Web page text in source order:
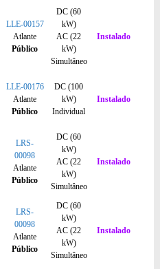
LLE-00157
Atlante
Público
DC (60
kW)
AC (22
kW)
Simultâneo
Instalado
LLE-00176
Atlante
Público
DC (100
kW)
Individual
Instalado
LRS-
00098
Atlante
Público
DC (60
kW)
AC (22
kW)
Simultâneo
Instalado
LRS-
00098
Atlante
Público
DC (60
kW)
AC (22
kW)
Simultâneo
Instalado